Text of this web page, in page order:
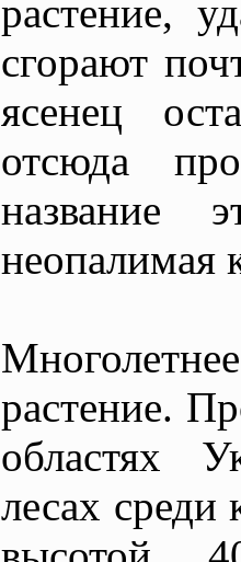
растение,
сгорают
ясенец
отсюда
название
неопалимая
растение.
областях
лесах среди